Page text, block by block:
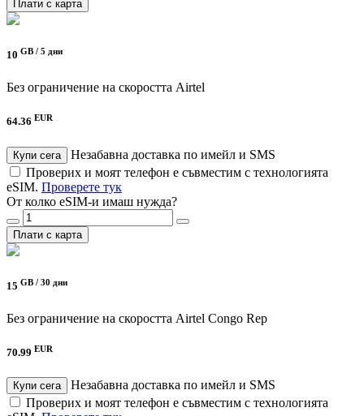
Плати с карта
10 GB / 5 дни
Без ограничение на скоростта Airtel
64.36 EUR
Купи сега
Незабавна доставка по имейл и SMS
Проверих и моят телефон е съвместим с технологията
eSIM. Проверете тук
От колко eSIM-и имаш нужда?
Плати с карта
15 GB / 30 дни
Без ограничение на скоростта Airtel Congo Rep
70.99 EUR
Купи сега
Незабавна доставка по имейл и SMS
Проверих и моят телефон е съвместим с технологията